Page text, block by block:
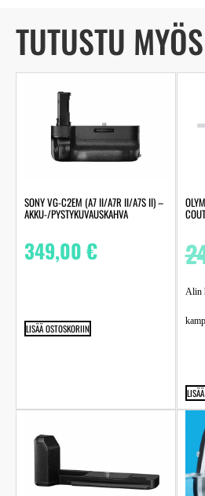
TUTUSTU MYÖS
SONY VG-C2EM (A7 II/A7R II/A7S II) –
AKKU-/PYSTYKUVAUSKAHVA
349,00€
LISÄÄ OSTOSKORIIN
Alin